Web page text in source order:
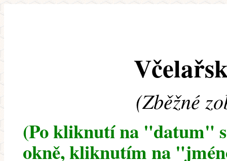
(Zběžné
(Po kliknutí na "datum"
okně, kliknutím na